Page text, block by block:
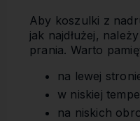
Aby koszulki z
jak najdłużej,
prania. Warto
na lewej
w niskiej
na niskich